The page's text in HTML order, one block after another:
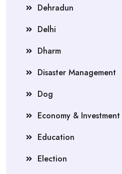
Dehradun
Delhi
Dharm
Disaster Management
Dog
Economy & Investment
Education
Election